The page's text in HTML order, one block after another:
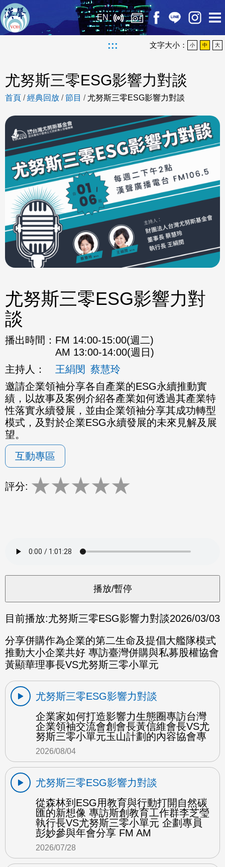
EN
::: 文字大小： 小 中 大
尤努斯三零ESG影響力對談
首頁 /經典回放 /節目 / 尤努斯三零ESG影響力對談
尤努斯三零ESG影響力對
談
播出時間： FM 14:00-15:00(週二)
AM 13:00-14:00(週日)
主持人：
王絹閔 蔡慧玲
邀請企業領袖分享各自產業的ESG永續推動實
績，以故事及案例介紹各產業如何透過其產業特
性落實永續發展，並由企業領袖分享其成功轉型
模式，及對於企業ESG永續發展的未來見解及展
望。
互動專區
評分: ★★★★★
目前播放:尤努斯三零ESG影響力對談2026/03/03
分享併購作為企業的第二生命及提倡大艦隊模式
推動大小企業共好 專訪臺灣併購與私募股權協會
黃顯華理事長VS尤努斯三零小單元
尤努斯三零ESG影響力對談
企業家如何打造影響力生態圈專訪台灣
企業領袖交流會創會長黃信維會長VS尤
努斯三零小單元玉山計劃的內容協會專
2026/08/04
尤努斯三零ESG影響力對談
從森林到ESG用教育與行動打開自然碳
匯的新想像 專訪斯創教育工作群李芝瑩
執行長VS尤努斯三零小單元 企劃專員
彭妙參與年會分享 FM AM
2026/07/28